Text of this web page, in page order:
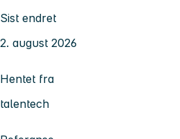
Sist endret
2. august 2026
Hentet fra
talentech